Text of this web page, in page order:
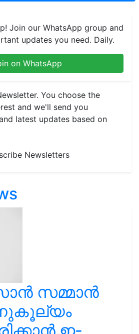
Join our WhatsApp group and
updates you need. Daily.
on WhatsApp
You choose the
and we'll send you
latest updates based on
Newsletters
സമ്മാൻ